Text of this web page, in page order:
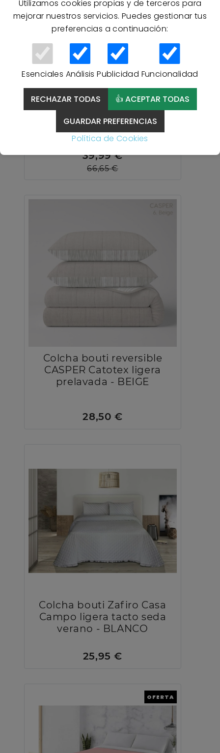
Utilizamos cookies propias y de terceros para
mejorar nuestros servicios. Puedes gestionar tus
preferencias a continuación:
Esenciales Análisis Publicidad Funcionalidad
RECHAZAR TODAS
👍 ACEPTAR TODAS
GUARDAR PREFERENCIAS
Política de Cookies
COLCHA BOUTI 7625 NIJAR
DE VERANO ATENAS -
NATURAL
39,99 €
66,65 €
Colcha bouti reversible
CASPER Catotex ligera
prelavada - BEIGE
28,50 €
Colcha bouti Zafiro Casa
Campo ligera tacto seda
verano - BLANCO
25,95 €
OFERTA